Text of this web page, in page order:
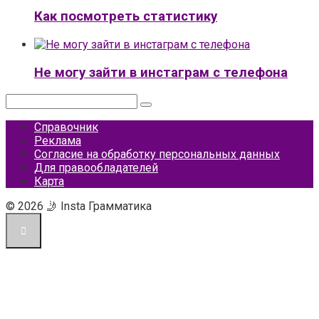
Как посмотреть статистику
Не могу зайти в инстаграм с телефона
Справочник
Реклама
Согласие на обработку персональных данных
Для правообладателей
Карта
© 2026 🤳 Insta Грамматика